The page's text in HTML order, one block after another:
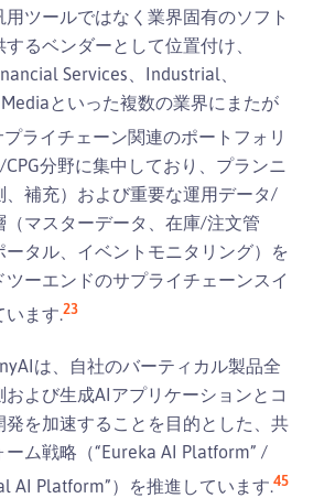
ツールではなく業界固有のソフト
るベンダーとして位置付け、
Services、Industrial、
といった複数の業界にまたが
プライチェーン関連のポートフォリ
分野に集中しており、プランニ
、補充）および重要な運用データ/
（マスターデータ、在庫/注文管
タル、イベントモニタリング）を
ーエンドのサプライチェーンスイ
います.23
は、自社のバーティカル製品全
よび生成AIアプリケーションとコ
発を加速することを目的とした、共
ム戦略（“Eureka AI Platform” /
AI Platform”）を推進しています.45